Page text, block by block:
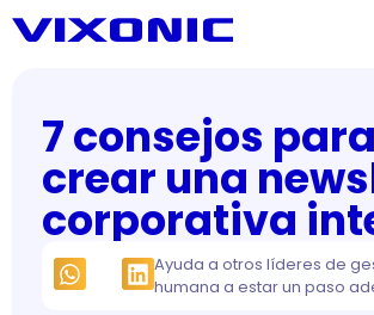
7 consejos para
crear una
corporativa
Ayuda a otros líderes de
humana a estar un paso